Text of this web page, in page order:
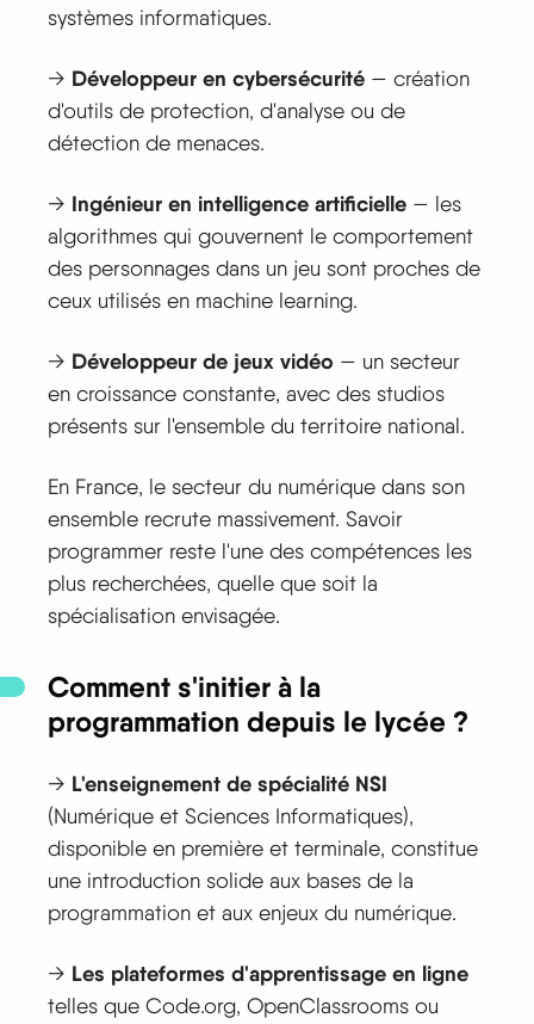
systèmes informatiques.
→ Développeur en cybersécurité — création
d'outils de protection, d'analyse ou de
détection de menaces.
→ Ingénieur en intelligence artificielle — les
algorithmes qui gouvernent le comportement
des personnages dans un jeu sont proches de
ceux utilisés en machine learning.
→ Développeur de jeux vidéo — un secteur
en croissance constante, avec des studios
présents sur l'ensemble du territoire national.
En France, le secteur du numérique dans son
ensemble recrute massivement. Savoir
programmer reste l'une des compétences les
plus recherchées, quelle que soit la
spécialisation envisagée.
Comment s'initier à la
programmation depuis le lycée ?
→ L'enseignement de spécialité NSI
(Numérique et Sciences Informatiques),
disponible en première et terminale, constitue
une introduction solide aux bases de la
programmation et aux enjeux du numérique.
→ Les plateformes d'apprentissage en ligne
telles que Code.org, OpenClassrooms ou